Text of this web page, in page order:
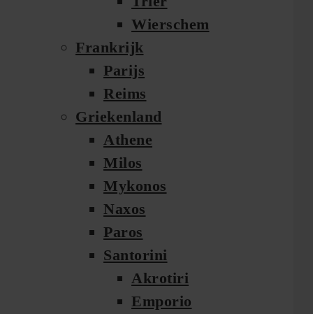
Wierschem
Frankrijk
Parijs
Reims
Griekenland
Athene
Milos
Mykonos
Naxos
Paros
Santorini
Akrotiri
Emporio